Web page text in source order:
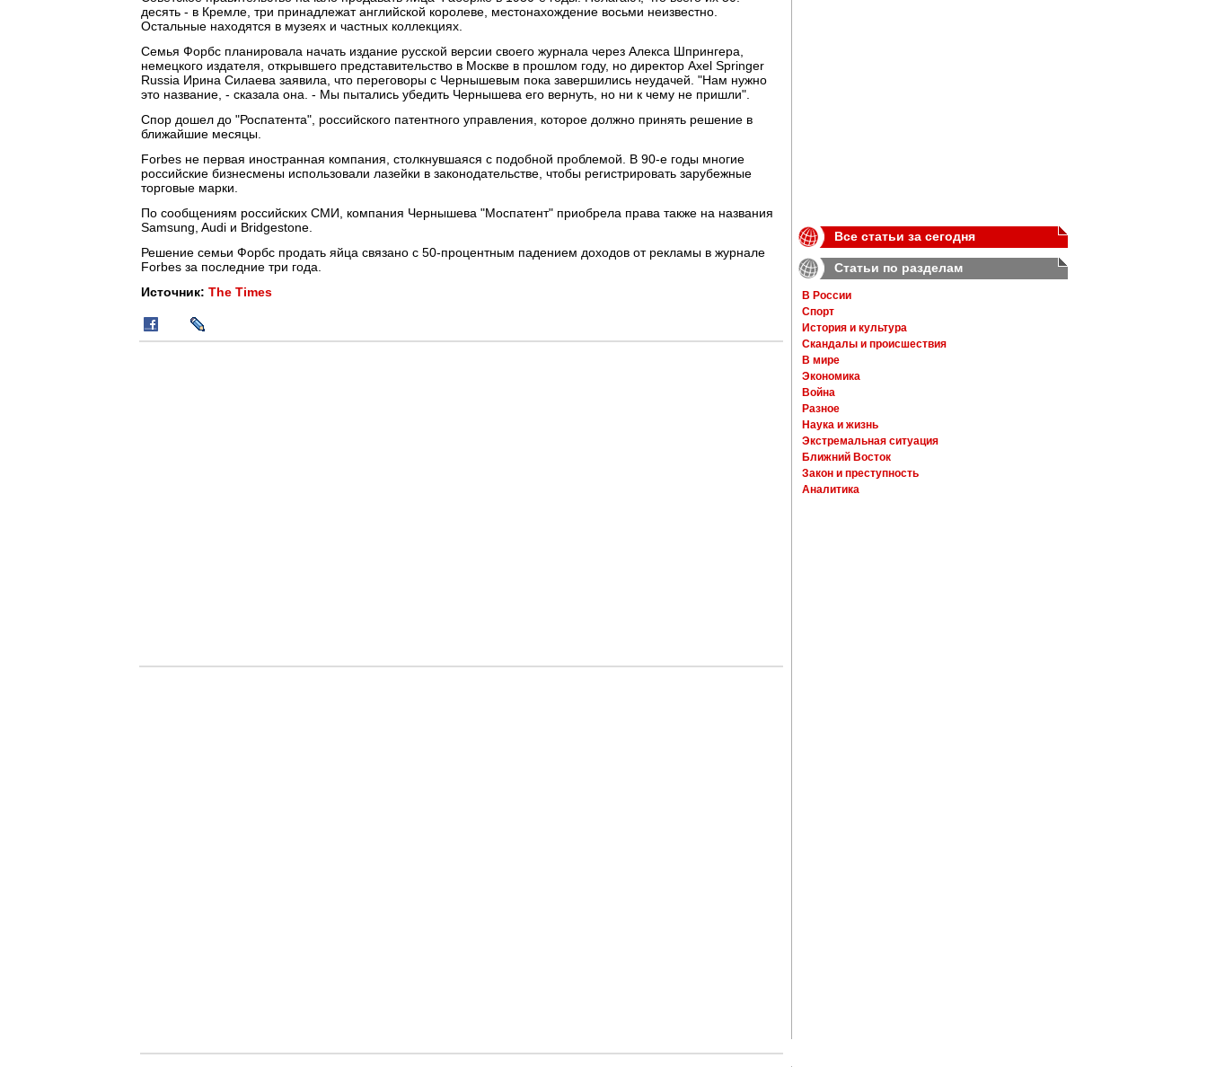
десять - в Кремле, три принадлежат английской королеве, местонахождение восьми неизвестно.
Остальные находятся в музеях и частных коллекциях.
Семья Форбс планировала начать издание русской версии своего журнала через Алекса Шпрингера,
немецкого издателя, открывшего представительство в Москве в прошлом году, но директор Axel Springer
Russia Ирина Силаева заявила, что переговоры с Чернышевым пока завершились неудачей. "Нам нужно
это название, - сказала она. - Мы пытались убедить Чернышева его вернуть, но ни к чему не пришли".
Спор дошел до "Роспатента", российского патентного управления, которое должно принять решение в
ближайшие месяцы.
Forbes не первая иностранная компания, столкнувшаяся с подобной проблемой. В 90-е годы многие
российские бизнесмены использовали лазейки в законодательстве, чтобы регистрировать зарубежные
торговые марки.
По сообщениям российских СМИ, компания Чернышева "Моспатент" приобрела права также на названия
Samsung, Audi и Bridgestone.
Решение семьи Форбс продать яйца связано с 50-процентным падением доходов от рекламы в журнале
Forbes за последние три года.
Источник: The Times
Все статьи за сегодня
Статьи по разделам
В России
Спорт
История и культура
Скандалы и происшествия
В мире
Экономика
Война
Разное
Наука и жизнь
Экстремальная ситуация
Ближний Восток
Закон и преступность
Аналитика